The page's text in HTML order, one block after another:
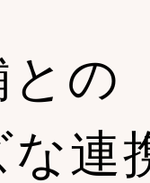
モバイルアプリ
複数店舗との連携
の
な連